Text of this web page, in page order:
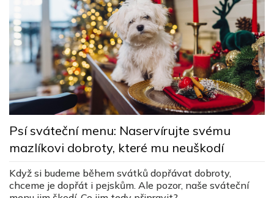
Psí sváteční menu: Naservírujte svému
mazlíkovi dobroty, které mu neuškodí
Když si budeme během svátků dopřávat dobroty,
chceme je dopřát i pejskům. Ale pozor, naše sváteční